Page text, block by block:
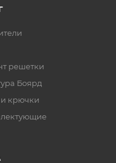
решетки
Боярд
крючки